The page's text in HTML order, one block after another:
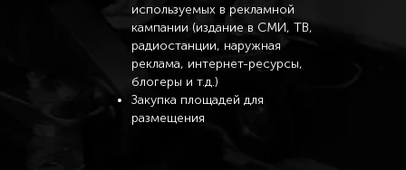
используемых в рекламной
кампании (издание в СМИ, ТВ,
радиостанции, наружная
реклама, интернет-ресурсы,
блогеры и т.д.)
Закупка площадей для
размещения